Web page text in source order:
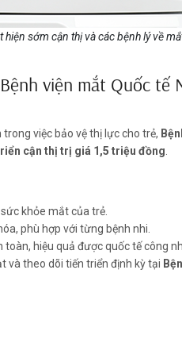
sớm cận thị và các bệnh lý về
viện mắt Quốc tế
việc bảo vệ thị lực cho trẻ,
cận thị trị giá 1,5 triệu đồng
khỏe mắt của trẻ.
phù hợp với từng bệnh nhi.
hiệu quả được quốc tế công
và theo dõi tiến triển định kỳ tại